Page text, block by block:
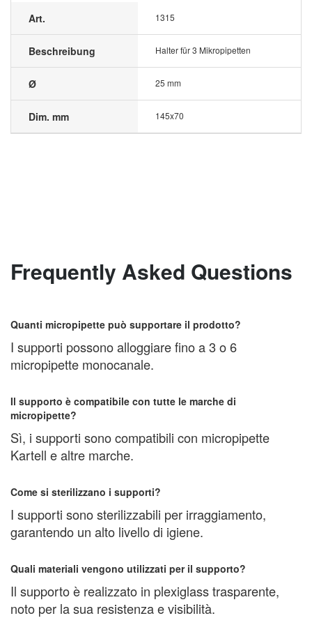
Art. 1315
Beschreibung Halter für 3 Mikropipetten
Ø 25 mm
Dim. mm 145x70
Frequently Asked Questions
Quanti micropipette può supportare il prodotto?
I supporti possono alloggiare fino a 3 o 6
micropipette monocanale.
Il supporto è compatibile con tutte le marche di
micropipette?
Sì, i supporti sono compatibili con micropipette
Kartell e altre marche.
Come si sterilizzano i supporti?
I supporti sono sterilizzabili per irraggiamento,
garantendo un alto livello di igiene.
Quali materiali vengono utilizzati per il supporto?
Il supporto è realizzato in plexiglass trasparente,
noto per la sua resistenza e visibilità.